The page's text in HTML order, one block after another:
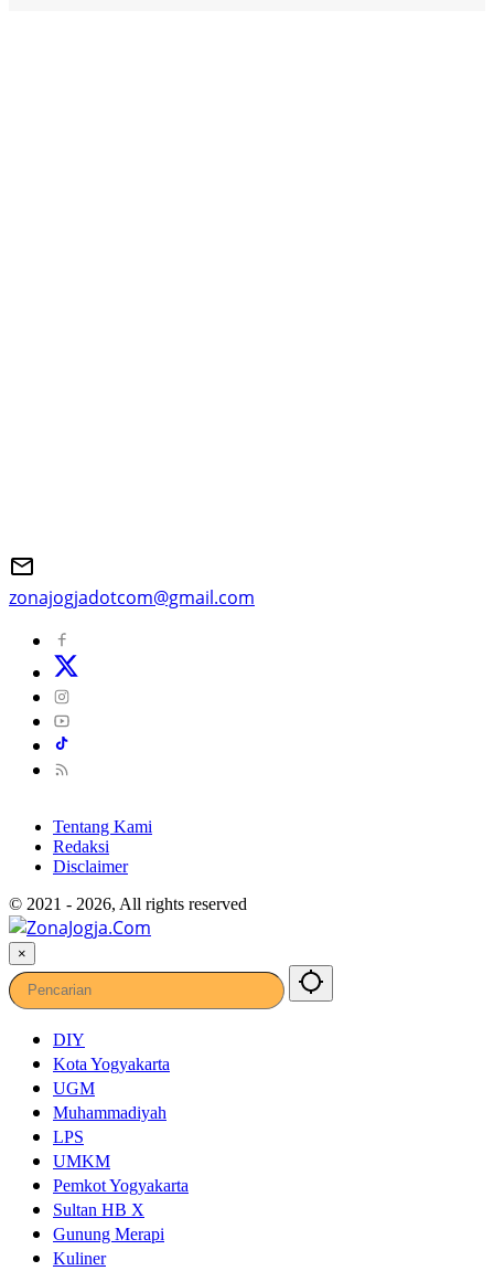
zonajogjadotcom@gmail.com
Tentang Kami
Redaksi
Disclaimer
© 2021 - 2026, All rights reserved
×
DIY
Kota Yogyakarta
UGM
Muhammadiyah
LPS
UMKM
Pemkot Yogyakarta
Sultan HB X
Gunung Merapi
Kuliner